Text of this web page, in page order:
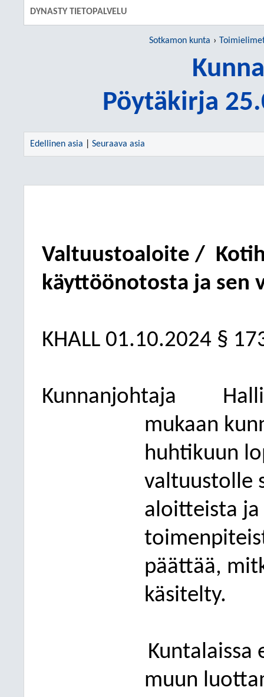
DYNASTY TIETOPALVELU
Sotkamon kunta
Pöytäkirja
Edellinen asia Seuraava asia
Valtuustoaloite /
käyttöönotosta ja sen
KHALL 01.10.2024 §
Kunnanjohtaja
mukaan
huhtikuun
valtuustolle
aloitteista
päättää,
käsitelty.
Kuntalaissa
muun